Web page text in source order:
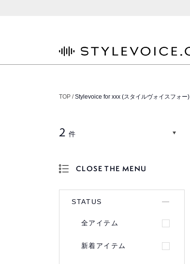
TOP /Stylevoice for xxx (スタイルヴォイスフォー)
2 件
CLOSE THE MENU
STATUS
全アイテム
新着アイテム